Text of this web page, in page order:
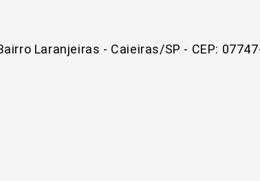
Laranjeiras - Caieiras/SP - CEP: